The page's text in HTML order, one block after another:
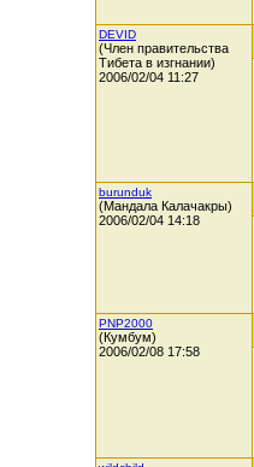
DEVID
(Член правительства
Тибета в изгнании)
2006/02/04 11:27
burunduk
(Мандала Калачакры)
2006/02/04 14:18
PNP2000
(Кумбум)
2006/02/08 17:58